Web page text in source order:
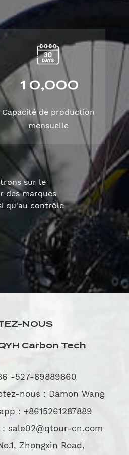
1 0,000
Capacité de production
mensuelle
sur le
des marques
qu'au contrôle
NOUS
Carbon Tech
-527-89889860
nous : Damon Wang
: +8615261287889
: sale02@qtour-cn.com
Zhongxin Road,